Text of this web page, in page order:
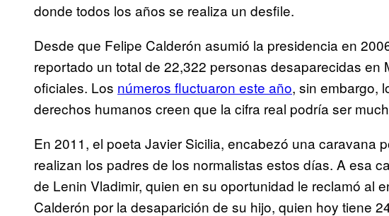
donde todos los años se realiza un desfile.
Desde que Felipe Calderón asumió la presidencia en
reportado un total de 22,322 personas desaparecidas en
oficiales. Los números fluctuaron este año, sin embargo,
derechos humanos creen que la cifra real podría ser
En 2011, el poeta Javier Sicilia, encabezó una caravana
realizan los padres de los normalistas estos días. A esa
de Lenin Vladimir, quien en su oportunidad le reclamó al
Calderón por la desaparición de su hijo, quien hoy tiene